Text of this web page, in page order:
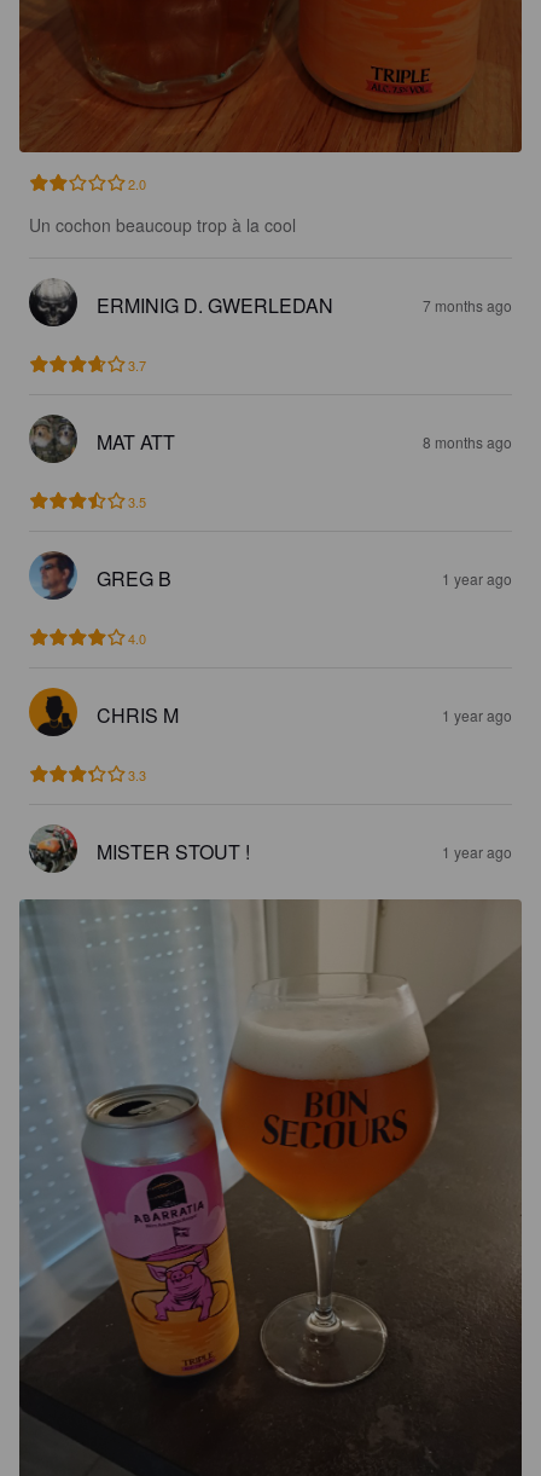
2.0
Un cochon beaucoup trop à la cool
ERMINIG D. GWERLEDAN 7 months ago
3.7
MAT ATT 8 months ago
3.5
GREG B 1 year ago
4.0
CHRIS M 1 year ago
3.3
MISTER STOUT ! 1 year ago